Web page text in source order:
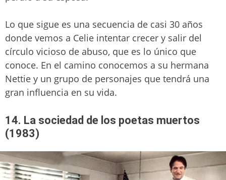
Lo que sigue es una secuencia de casi 30 años
donde vemos a Celie intentar crecer y salir del
círculo vicioso de abuso, que es lo único que
conoce. En el camino conocemos a su hermana
Nettie y un grupo de personajes que tendrá una
gran influencia en su vida.
14. La sociedad de los poetas muertos
(1983)